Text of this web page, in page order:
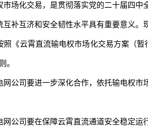
场化交易，是贯彻落实党的二十届四
补互济和安全韧性水平具有重要意义。
照《云霄直流输电权市场化交易方案（
。
网公司要进一步深化合作，依托输电权
网公司要在保障云霄直流通道安全稳定